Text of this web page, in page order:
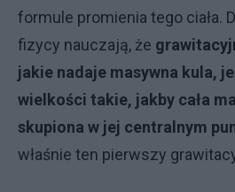
formule promienia tego ciała.
fizycy nauczają, że
jakie nadaje masywna kula,
wielkości takie, jakby cała
skupiona w jej centralnym
właśnie ten pierwszy